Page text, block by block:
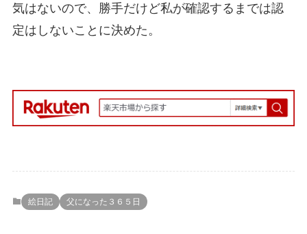
気はないので、勝手だけど私が確認するまでは認
定はしないことに決めた。
絵日記 父になった３６５日